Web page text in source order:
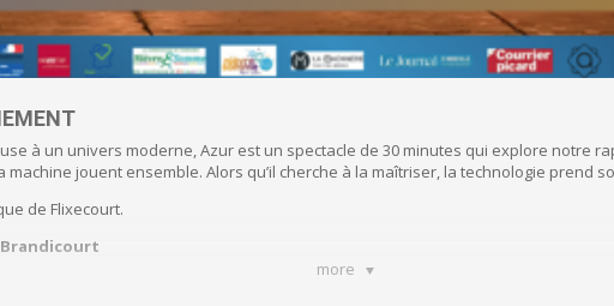
more
à un univers moderne, Azur est un spectacle de 30 minutes qui explore notre
machine jouent ensemble. Alors qu’il cherche à la maîtriser, la technologie prend
de Flixecourt.